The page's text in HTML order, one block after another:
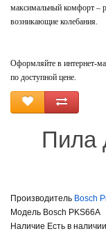
максимальный комфорт –
возникающие колебания.
Оформляйте в интернет-
по доступной цене.
Пила
Производитель Bosch
Модель Bosch PKS66A
Наличие Есть в наличии